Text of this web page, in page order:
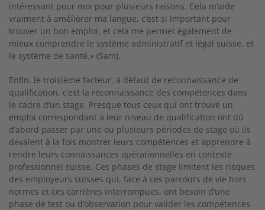
intéressant pour moi pour plusieurs raisons. Cela m’aide
vraiment à améliorer ma langue, c’est si important pour
trouver un bon emploi, et cela me permet également de
mieux comprendre le système administratif et légal suisse, et
le système de santé.» (Sam).
Enfin, le troisième facteur, à défaut de reconnaissance de
qualification, c’est la reconnaissance des compétences dans
le cadre d’un stage. Presque tous ceux qui ont trouvé un
emploi correspondant à leur niveau de qualification ont dû
d’abord passer par une ou plusieurs périodes de stage où ils
devaient à la fois montrer leurs compétences et apprendre à
rendre leurs connaissances opérationnelles en contexte
professionnel suisse. Ces phases de stage limitent les risques
des employeurs suisses qui, face à ces parcours de vie hors
normes et ces carrières interrompues, ont besoin d’une
phase de test ou d’observation pour valider les compétences